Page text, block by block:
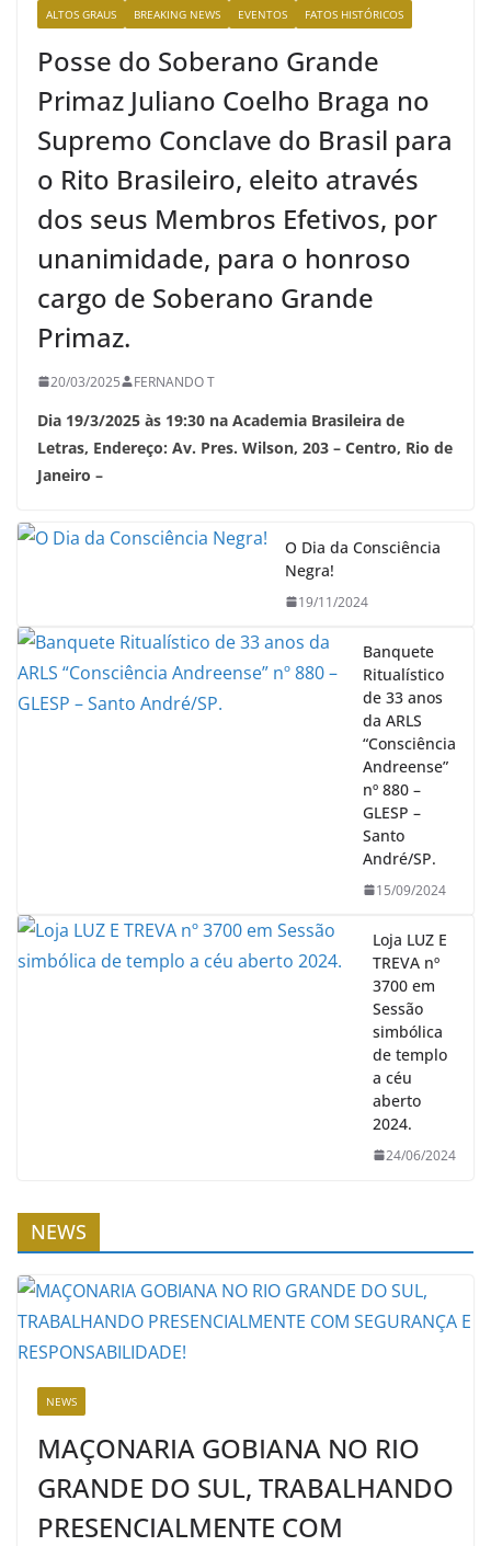
ALTOS GRAUS BREAKING NEWS EVENTOS FATOS HISTÓRICOS
Posse do Soberano Grande
Primaz Juliano Coelho Braga no
Supremo Conclave do Brasil para
o Rito Brasileiro, eleito através
dos seus Membros Efetivos, por
unanimidade, para o honroso
cargo de Soberano Grande
Primaz.
20/03/2025 FERNANDO T
Dia 19/3/2025 às 19:30 na Academia Brasileira de
Letras, Endereço: Av. Pres. Wilson, 203 – Centro, Rio de
Janeiro –
O Dia da Consciência
Negra!
19/11/2024
Banquete
Ritualístico
de 33 anos
da ARLS
“Consciência
Andreense”
nº 880 –
GLESP –
Santo
André/SP.
15/09/2024
Loja LUZ E
TREVA nº
3700 em
Sessão
simbólica
de templo
a céu
aberto
2024.
24/06/2024
NEWS
NEWS
MAÇONARIA GOBIANA NO RIO
GRANDE DO SUL, TRABALHANDO
PRESENCIALMENTE COM